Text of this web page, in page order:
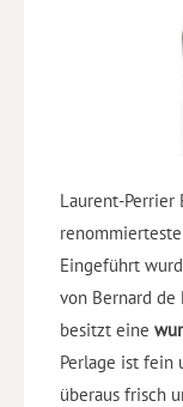
Laurent-Perrier
Eingeführt
von Bernard de
besitzt eine
Perlage ist fein
überaus frisch